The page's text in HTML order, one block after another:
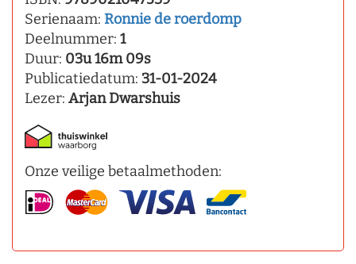
Serienaam: Ronnie de roerdomp
Deelnummer: 1
Duur: 03u 16m 09s
Publicatiedatum: 31-01-2024
Lezer: Arjan Dwarshuis
Onze veilige betaalmethoden: